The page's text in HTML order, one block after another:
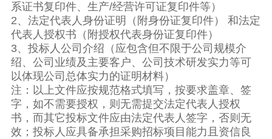
系证书复印件、生产/经营许可证复印件等）
2、法定代表人身份证明（附身份证复印件） 和法定
代表人授权书（附授权代表身份证复印件）
3、投标人公司介绍（应包含但不限于公司规模介
绍、公司业绩及主要客户、公司技术研发实力等可
以体现公司总体实力的证明材料）
注：以上文件应按规范格式填写，按要求盖章、签
字，如不需要授权，则无需提交法定代表人授权
书，而其它投标文件应由法定代表人签字，否则无
效；投标人应具备承担采购招标项目能力且资信良